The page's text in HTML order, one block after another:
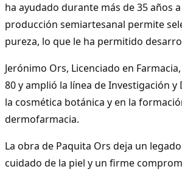
ha ayudado durante más de 35 años
producción semiartesanal permite
pureza, lo que le ha permitido
Jerónimo Ors, Licenciado en
80 y amplió la línea de Investigación
la cosmética botánica y en la
dermofarmacia.
La obra de Paquita Ors deja un
cuidado de la piel y un firme